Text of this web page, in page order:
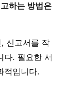
하는 방법은
신고서를 작
다. 필요한 서
적입니다.